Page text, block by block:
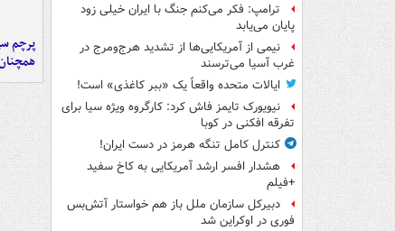
ترامپ: فکر می‌کنم جنگ با ایران خیلی زود
پایان می‌یابد
نیمی از آمریکایی‌ها از تشدید هرج‌ومرج در
غرب آسیا می‌ترسند
ایالات متحده واقعاً یک «ببر کاغذی» است!
نیویورک تایمز فاش کرد: کارگروه ویژه سیا برای
تفرقه افکنی در کوبا
کنترل کامل تنگه هرمز در دست ایران!
هشدار افسر ارشد آمریکایی به کاخ سفید
+فیلم
دبیرکل سازمان ملل باز هم خواستار آتش‌بس
فوری در اوکراین شد
پرچم